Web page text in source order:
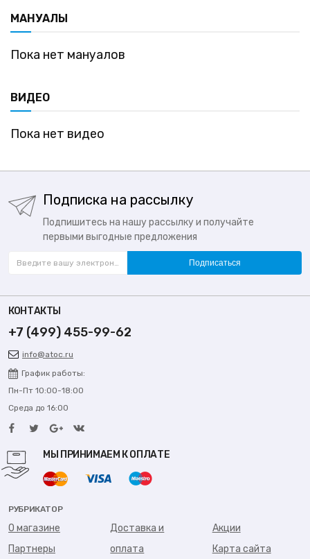
МАНУАЛЫ
Пока нет мануалов
ВИДЕО
Пока нет видео
Подписка на рассылку
Подпишитесь на нашу рассылку и получайте
первыми выгодные предложения
Подписаться
КОНТАКТЫ
+7 (499) 455-99-62
info@atoc.ru
График работы:
Пн-Пт 10:00-18:00
Среда до 16:00
МЫ ПРИНИМАЕМ К ОПЛАТЕ
РУБРИКАТОР
О магазине
Партнеры
Доставка и
оплата
Акции
Карта сайта